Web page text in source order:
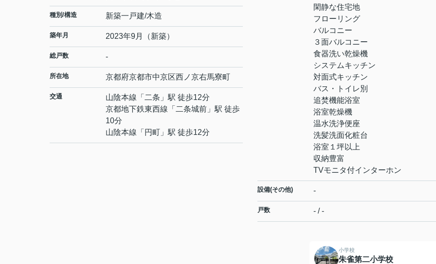
種別/構造 新築一戸建/木造
築年月 2023年9月（新築）
総戸数 -
所在地 京都府京都市中京区西ノ京右馬寮町
交通 山陰本線 「 二条 」駅 徒歩12分
京都地下鉄東西線 「 二条城前 」駅 徒歩
10分
山陰本線 「 円町 」駅 徒歩12分
閑静な住宅地
フローリング
バルコニー
３面バルコニー
食器洗い乾燥機
システムキッチン
対面式キッチン
バス・トイレ別
追焚機能浴室
浴室乾燥機
温水洗浄便座
洗髪洗面化粧台
浴室１坪以上
収納豊富
TVモニタ付インターホン
設備(その他) -
戸数 - / -
小学校
朱雀第二小学校